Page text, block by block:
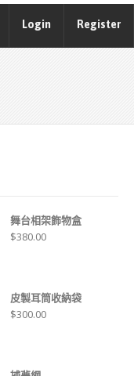
Login Register
舞台相架飾物盒
$380.00
皮製耳筒收納袋
$300.00